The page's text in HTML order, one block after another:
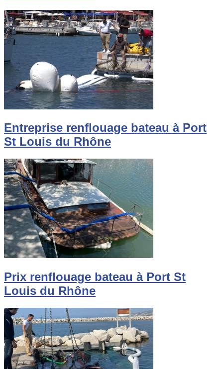
Entreprise renflouage bateau à Port
St Louis du Rhône
Prix renflouage bateau à Port St
Louis du Rhône